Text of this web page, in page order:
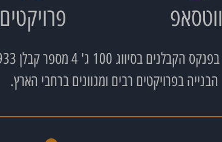
ווטסאפ פרויקטים
הבנייה בפרויקטים רבים ומגוונים ברחבי הארץ.